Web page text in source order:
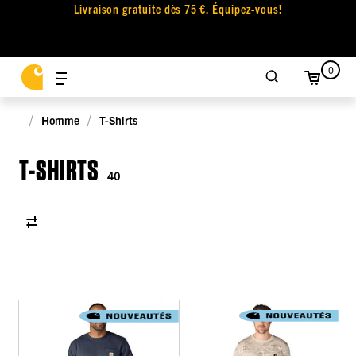
Livraison gratuite dès 75 €. Équipez-vous!
0
Homme T-Shirts
T-SHIRTS 40